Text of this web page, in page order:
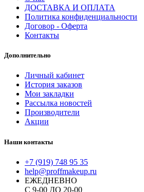
ДОСТАВКА И ОПЛАТА
Политика конфиденциальности
Договор - Оферта
Контакты
Дополнительно
Личный кабинет
История заказов
Мои закладки
Рассылка новостей
Производители
Акции
Наши контакты
+7 (919) 748 95 35
help@proffmakeup.ru
ЕЖЕДНЕВНО
С 9-00 ДО 20-00